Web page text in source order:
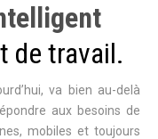
de travail.
va bien au-delà
aux besoins de
mobiles et toujours